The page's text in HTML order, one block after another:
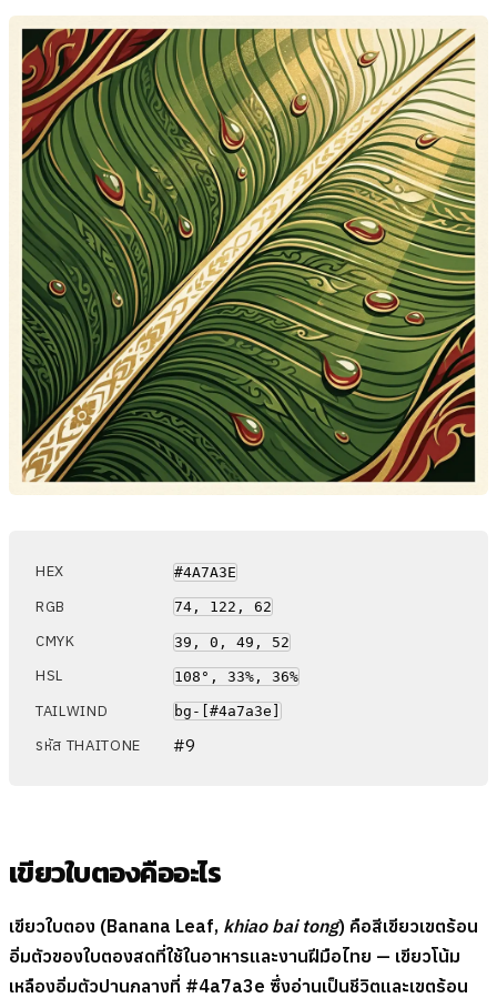
HEX #4A7A3E
RGB 74, 122, 62
CMYK 39, 0, 49, 52
HSL 108°, 33%, 36%
TAILWIND bg-[#4a7a3e]
รหัส THAITONE #9
เขียวใบตองคืออะไร
เขียวใบตอง (Banana Leaf, khiao bai tong) คือสีเขียวเขตร้อน
อิ่มตัวของใบตองสดที่ใช้ในอาหารและงานฝีมือไทย — เขียวโน้ม
เหลืองอิ่มตัวปานกลางที่ #4a7a3e ซึ่งอ่านเป็นชีวิตและเขตร้อน